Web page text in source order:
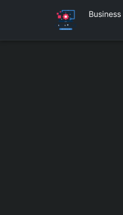
Business